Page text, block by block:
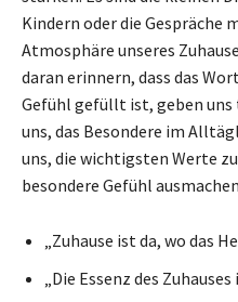
Kindern oder die Gespräche
Atmosphäre unseres
daran erinnern, dass das
Gefühl gefüllt ist, geben
uns, das Besondere im
uns, die wichtigsten Werte
besondere Gefühl
„Zuhause ist da, wo das
„Die Essenz des